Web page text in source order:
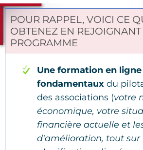
POUR RAPPEL, VOICI CE
OBTENEZ EN REJOIGNANT
PROGRAMME
Une formation en
fondamentaux du
des associations (votre
économique, votre
financière actuelle et
d'amélioration, tout sur